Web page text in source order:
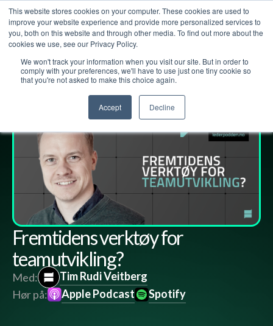
This website stores cookies on your computer. These cookies are used to
improve your website experience and provide more personalized services to
you, both on this website and through other media. To find out more about the
cookies we use, see our Privacy Policy.
We won't track your information when you visit our site. But in order to
comply with your preferences, we'll have to use just one tiny cookie so
that you're not asked to make this choice again.
Accept Decline
Lederpodden 8jun2023 177 Del
Fremtidens verktøy for
teamutvikling?
Med:
Tim Rudi Veitberg
Hør på:
Apple Podcast Spotify